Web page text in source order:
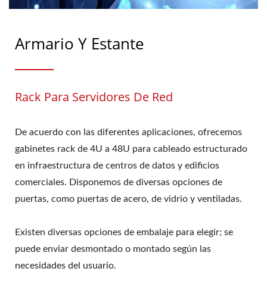
Armario Y Estante
Rack Para Servidores De Red
De acuerdo con las diferentes aplicaciones, ofrecemos
gabinetes rack de 4U a 48U para cableado estructurado
en infraestructura de centros de datos y edificios
comerciales. Disponemos de diversas opciones de
puertas, como puertas de acero, de vidrio y ventiladas.
Existen diversas opciones de embalaje para elegir; se
puede enviar desmontado o montado según las
necesidades del usuario.